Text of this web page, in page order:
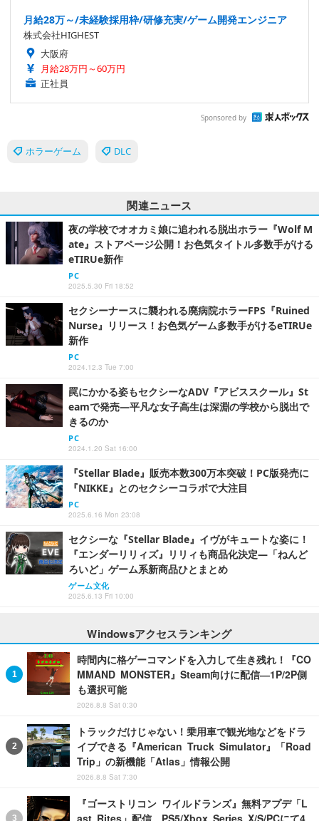
月給28万～/未経験採用枠/研修充実/ゲーム開発エンジニア
株式会社HIGHEST
大阪府
月給28万円～60万円
正社員
Sponsored by
ホラーゲーム DLC
関連ニュース
夜の学校でオオカミ娘に追われる脱出ホラー『Wolf M
ate』ストアページ公開！お色気タイトル多数手がける
eTIRUe新作
PC
2025.5.30 Fri 18:52
セクシーナースに襲われる廃病院ホラーFPS『Ruined
Nurse』リリース！お色気ゲーム多数手がけるeTIRUe
新作
PC
2024.12.3 Tue 7:00
罠にかかる姿もセクシーなADV『アビススクール』St
eamで発売―平凡な女子高生は深淵の学校から脱出で
きるのか
PC
2024.1.20 Sat 16:00
『Stellar Blade』販売本数300万本突破！PC版発売に
『NIKKE』とのセクシーコラボで大注目
PC
2025.6.16 Mon 23:08
セクシーな『Stellar Blade』イヴがキュートな姿に！
『エンダーリリィズ』リリィも商品化決定―「ねんど
ろいど」ゲーム系新商品ひとまとめ
ゲーム文化
2025.6.13 Fri 10:00
Windowsアクセスランキング
時間内に格ゲーコマンドを入力して生き残れ！『CO
MMAND MONSTER』Steam向けに配信―1P/2P側
も選択可能
2026.8.8 Sat 0:30
トラックだけじゃない！乗用車で観光地などをドラ
イブできる『American Truck Simulator』「Road
Trip」の新機能「Atlas」情報公開
2026.8.8 Sat 7:30
『ゴーストリコン ワイルドランズ』無料アプデ「L
ast Rites」配信。PS5/Xbox Series X/S/PCにて4